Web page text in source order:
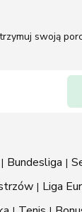
swoją
Bundesliga
Liga